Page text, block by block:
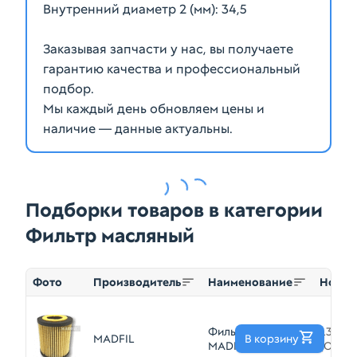
Внутренний диаметр 2 (мм): 34,5
Заказывая запчасти у нас, вы получаете
гарантию качества и профессиональный
подбор.
Мы каждый день обновляем цены и
наличие — данные актуальны.
Подборки товаров в категории
Фильтр масляный
Фото Производитель Наименование Номер
MADFIL
Фильтр масляный
MADFIL O406
(O406)
В корзину